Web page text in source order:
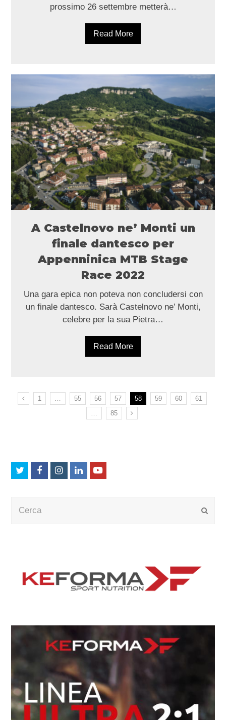
prossimo 26 settembre metterà…
Read More
A Castelnovo ne’ Monti un
finale dantesco per
Appenninica MTB Stage
Race 2022
Una gara epica non poteva non concludersi con
un finale dantesco. Sarà Castelnovo ne’ Monti,
celebre per la sua Pietra…
Read More
PreviousPage
1 … Page
55 Page
56 Page
57 Page
58 Page
59 Page
60 Page
61
…
Page
85
TwitterFacebookInstagram
LinkedInYoutube